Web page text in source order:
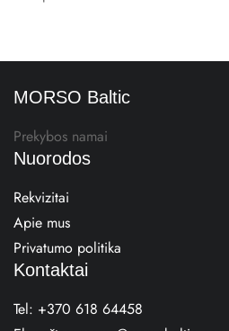
MORSO Baltic
Prekybos namai
Nuorodos
Rekvizitai
Apie mus
Privatumo politika
Kontaktai
Tel: +370 618 64458